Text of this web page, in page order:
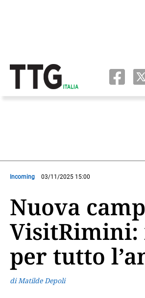
Incoming 03/11/2025 15:00
Nuova
VisitRimini:
per tutto
di Matilde Depoli